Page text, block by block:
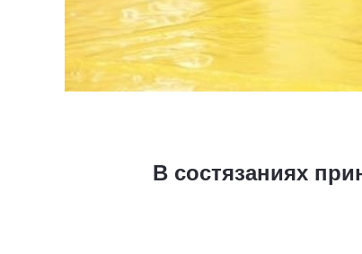
В состязаниях